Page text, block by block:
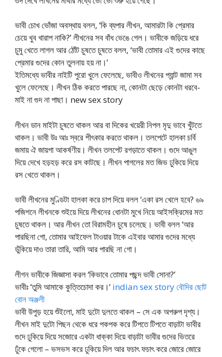
ভাবী চোখ ভোঁজা অবস্থায় বলল, ‘কি ব্যপার লীখন, আমারটা কি প্রেমার
চেয়ে খুব খারাপ নাকি?’ লীখনের সব বাঁধ ভেঙে গেল। ভাবীকে জড়িয়ে ধরে
চুমু খেতে লাগল আর ঠোঁট চুষতে চুষতে বলল, ‘ভাবী তোমার এই গুদের কাছে
প্রেমার গুদের কোন তুলনায় হয় না।’
ইতিমধ্যে ভাবীর নাইটি পুরো খুলে ফেলেছে, ভাবীও লীখনের প্যান্ট জামা সব
খুলে ফেলেছে। লীখন ঠিক করতে পারছে না, কোনটা ছেড়ে কোনটা ধরবে-
মাই না গুদ না পাছা। new sex story
লীখন ডান মাইটা চুষতে থাকল আর বা দিকের খয়েরী নিপল মৃদু ভাবে খুঁটতে
থাকল। ভাবী উঃ আঃ স্বরে শীৎকার করতে থাকল। তলপেটে হালকা চর্বি
জমায় ঐ জায়গা আকর্ষণীয়। লীখন তলপেট রগড়াতে থাকল। গুদে আঙুল
দিয়ে দেখে হড়হড় করে রস কাটছে। লীখন পাগলের মত জিভ ঢুকিয়ে দিয়ে
রস খেতে থাকল।
ভাবী লীখনের মুণ্ডিটা হালকা করে চাপ দিয়ে বলল ‘একা রস খেলে হবে? ৬৯
পজিশনে লীখনকে শুইয়ে দিয়ে লীখনের ধোনটা মুখে নিয়ে আইসক্রিমের মত
চুষতে থাকল। আর লীখন তো বিরামহীন চুষে চলেছে। ভাবী বলল ‘আর
পারছিনা গো, তোমার আইফেল টাওয়ার টাকে এইবার আমার গুদের মধ্যে
ডুঁকিয়ে দাও তারা তারি, আমি আর পারছি না গো।
লীগন ভাবীকে জিজ্ঞাসা করল ‘কিভাবে তোমার পছন্দ ভাবী সোনা?’
ভাবীঃ ‘তুমি আমাকে কুত্তিচোদা কর।‘ indian sex story বৌদির ছোট
বোন অঞ্জলী
ভাবী উপুড় হয়ে শুঁইলো, মাই দুটো দুলতে থাকল – সে এক অপরুপ দৃশ্য।
লীখন মাই দুটো পিছন থেকে ধরে পকপক করে টিপতে টিপতে বাড়াটা ভাবীর
গুদে ঢুকিয়ে দিয়ে সজোরে একটা ধাক্কা দিয়ে বাড়াটা ভাবীর গুদের ভিতরে
ঢুঁকে গেলো – ভসভস করে ঢুকিয়ে দিল আর ফচাৎ ফচাৎ করে জোরে জোরে